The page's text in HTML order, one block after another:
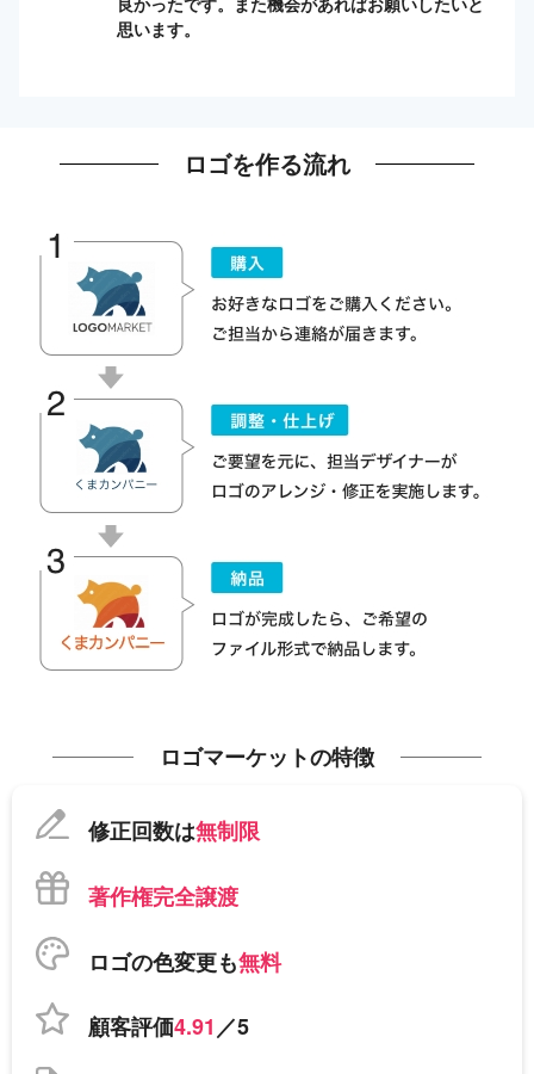
思います。
ロゴを作る流れ
ロゴマーケットの特徴
修正回数は無制限
著作権完全譲渡
ロゴの色変更も無料
顧客評価4.91／5